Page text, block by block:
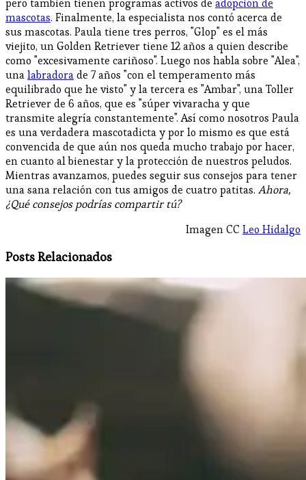
mascotas. Finalmente, la especialista nos contó acerca de
sus mascotas. Paula tiene tres perros, "Glop" es el más
viejito, un Golden Retriever tiene 12 años a quien describe
como "excesivamente cariñoso". Luego nos habla sobre "Alea",
unalabradorade 7 años "con el temperamento más
equilibrado que he visto" y la tercera es "Ambar", una Toller
Retriever de 6 años, que es "súper vivaracha y que
transmite alegría constantemente". Así como nosotros Paula
es una verdadera mascotadicta y por lo mismo es que está
convencida de que aún nos queda mucho trabajo por hacer,
en cuanto al bienestar y la protección de nuestros peludos.
Mientras avanzamos, puedes seguir sus consejos para tener
una sana relación con tus amigos de cuatro patitas. Ahora,
¿Qué consejos podrías compartir tú?
Imagen CC Leo Hidalgo
Posts Relacionados